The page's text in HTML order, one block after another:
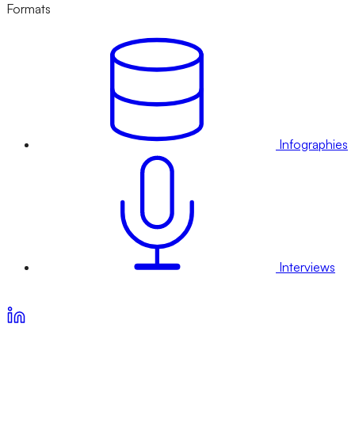
Formats
Infographies
Interviews